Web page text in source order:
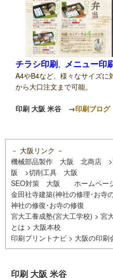
チラシ印刷、 メニュー印
A4やB4など、様々なサイズ
から大口注文まで可能。
印刷 大阪 米谷 →印刷ブログ
－ 大阪リンク －
機械部品製作 大阪 北商店 >
阪 >切削工具 大阪
SEO対策 大阪
ホームペ
金田社寺建築(神社の修理･お寺
神社の修復･お寺の修復
宮大工養成塾(宮大工学校) > 宮
とは > 大阪本校
印刷プリントナビ > 大阪の印刷
印刷 大阪 米谷